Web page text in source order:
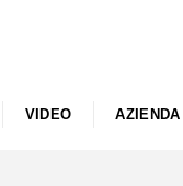
VIDEO AZIENDA